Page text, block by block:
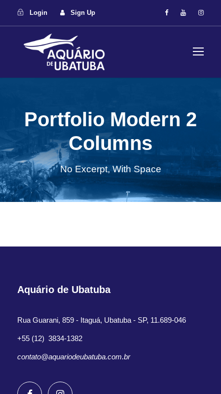
Login Sign Up
Portfolio Modern 2
Columns
No Excerpt, With Space
Aquário de Ubatuba
Rua Guarani, 859 - Itaguá, Ubatuba - SP, 11.689-046
+55 (12) 3834-1382
contato@aquariodeubatuba.com.br